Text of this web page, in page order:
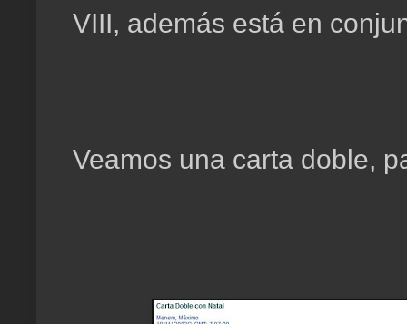
VIII, además está en
Veamos una carta doble,